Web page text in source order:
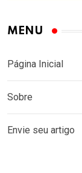
MENU
Página Inicial
Sobre
Envie seu artigo